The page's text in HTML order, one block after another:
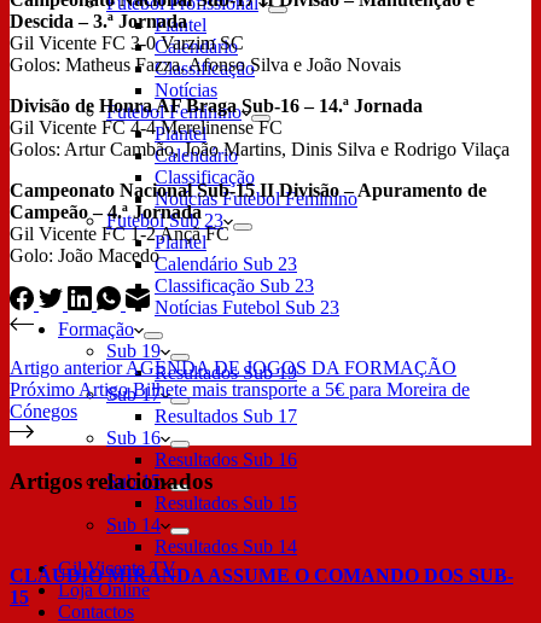
Plantel
Calendário
Classificação
Notícias
Futebol Feminino
Plantel
Calendário
Classificação
Notícias Futebol Feminino
Futebol Sub 23
Plantel
Calendário Sub 23
Classificação Sub 23
Notícias Futebol Sub 23
Formação
Sub 19
Resultados Sub 19
Sub 17
Resultados Sub 17
Sub 16
Resultados Sub 16
Sub 15
Resultados Sub 15
Sub 14
Resultados Sub 14
Gil Vicente TV
Loja Online
Contactos
Descida – 3.ª Jornada
Gil Vicente FC 3-0 Varzim SC
Golos: Matheus Fazza, Afonso Silva e João Novais
Divisão de Honra AF Braga Sub-16 – 14.ª Jornada
Gil Vicente FC 4-4 Merelinense FC
Golos: Artur Cambão, João Martins, Dinis Silva e Rodrigo Vilaça
Campeonato Nacional Sub-15 II Divisão – Apuramento de
Campeão – 4.ª Jornada
Gil Vicente FC 1-2 Ançã FC
Golo: João Macedo
Artigo anteriorAGENDA DE JOGOS DA FORMAÇÃO
Próximo Artigo Bilhete mais transporte a 5€ para Moreira de
Cónegos
Artigos relacionados
CLÁUDIO MIRANDA ASSUME O COMANDO DOS SUB-
15